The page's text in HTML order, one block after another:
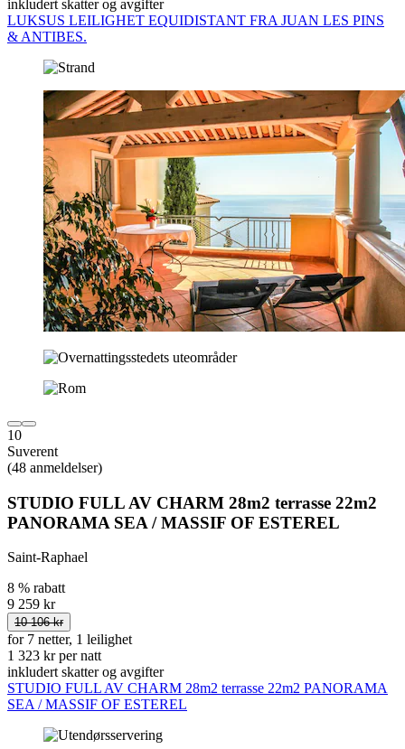
inkludert skatter og avgifter
LUKSUS LEILIGHET EQUIDISTANT FRA JUAN LES PINS
& ANTIBES.
10
Suverent
(48 anmeldelser)
STUDIO FULL AV CHARM 28m2 terrasse 22m2
PANORAMA SEA / MASSIF OF ESTEREL
Saint-Raphael
8 % rabatt
9 259 kr
10 106 kr
for 7 netter, 1 leilighet
1 323 kr per natt
inkludert skatter og avgifter
STUDIO FULL AV CHARM 28m2 terrasse 22m2 PANORAMA
SEA / MASSIF OF ESTEREL